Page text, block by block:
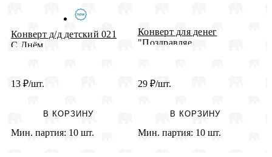
Конверт д/д детский 021
С Днём...
13 ₽/шт.
В КОРЗИНУ
Мин. партия: 10 шт.
Конверт для денег
"Поздравляе...
29 ₽/шт.
В КОРЗИНУ
Мин. партия: 10 шт.